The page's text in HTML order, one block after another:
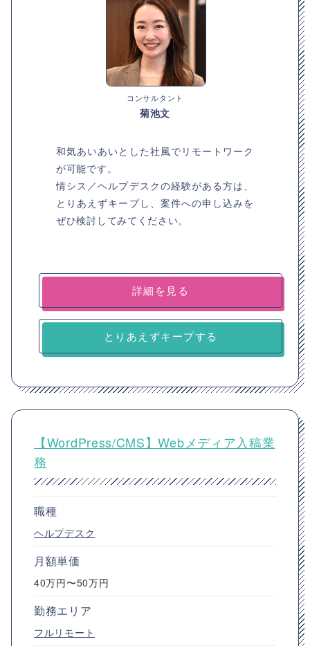
コンサルタント
菊池文
和気あいあいとした社風でリモートワーク
が可能です。
情シス／ヘルプデスクの経験がある方は、
とりあえずキープし、案件への申し込みを
ぜひ検討してみてください。
詳細を見る
とりあえずキープする
【WordPress/CMS】Webメディア入稿業
務
職種
ヘルプデスク
月額単価
40万円〜50万円
勤務エリア
フルリモート